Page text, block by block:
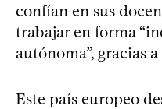
confían en sus
trabajar en forma
autónoma”, gracias
Este país europeo